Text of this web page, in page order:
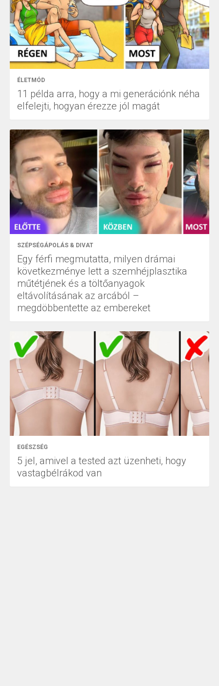
ÉLETMÓD
11 példa arra, hogy a mi generációnk néha
elfelejti, hogyan érezze jól magát
SZÉPSÉGÁPOLÁS & DIVAT
Egy férfi megmutatta, milyen drámai
következménye lett a szemhéjplasztika
műtétjének és a töltőanyagok
eltávolításának az arcából –
megdöbbentette az embereket
EGÉSZSÉG
5 jel, amivel a tested azt üzenheti, hogy
vastagbélrákod van